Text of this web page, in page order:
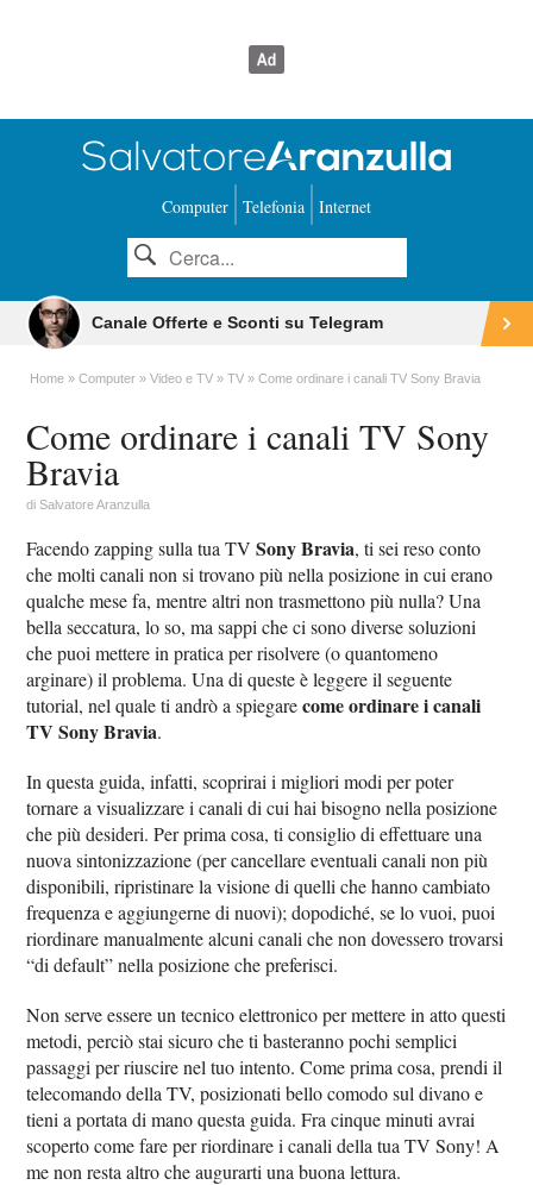
Computer Telefonia Internet
Canale Offerte e Sconti su Telegram
Home Computer Video e TV TV Come ordinare i canali TV Sony Bravia
Come ordinare i canali TV Sony
Bravia
diSalvatore Aranzulla
Facendo zapping sulla tua TVSony Bravia, ti sei reso conto
che molti canali non si trovano più nella posizione in cui erano
qualche mese fa, mentre altri non trasmettono più nulla? Una
bella seccatura, lo so, ma sappi che ci sono diverse soluzioni
che puoi mettere in pratica per risolvere (o quantomeno
arginare) il problema. Una di queste è leggere il seguente
tutorial, nel quale ti andrò a spiegarecome ordinare i canali
TV Sony Bravia.
In questa guida, infatti, scoprirai i migliori modi per poter
tornare a visualizzare i canali di cui hai bisogno nella posizione
che più desideri. Per prima cosa, ti consiglio di effettuare una
nuova sintonizzazione (per cancellare eventuali canali non più
disponibili, ripristinare la visione di quelli che hanno cambiato
frequenza e aggiungerne di nuovi); dopodiché, se lo vuoi, puoi
riordinare manualmente alcuni canali che non dovessero trovarsi
“di default” nella posizione che preferisci.
Non serve essere un tecnico elettronico per mettere in atto questi
metodi, perciò stai sicuro che ti basteranno pochi semplici
passaggi per riuscire nel tuo intento. Come prima cosa, prendi il
telecomando della TV, posizionati bello comodo sul divano e
tieni a portata di mano questa guida. Fra cinque minuti avrai
scoperto come fare per riordinare i canali della tua TV Sony! A
me non resta altro che augurarti una buona lettura.